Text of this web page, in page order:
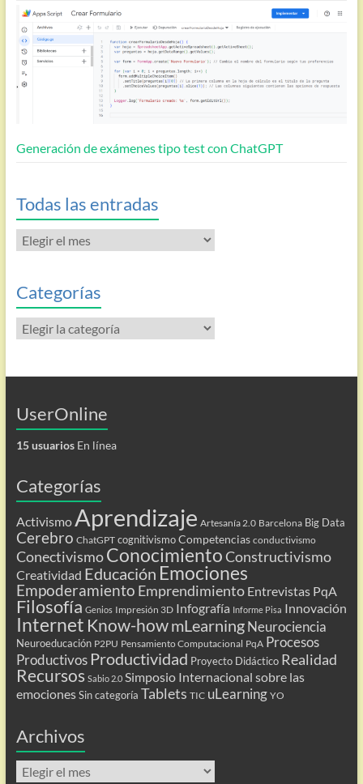
Generación de exámenes tipo test con ChatGPT
Todas las entradas
Todas
las
Categorías
Categorías
UserOnline
15 usuariosEn línea
Categorías
Activismo Aprendizaje Artesanía 2.0 Barcelona Big Data
Cerebro ChatGPT cognitivismo Competencias conductivismo
ConectivismoConocimientoConstructivismo
Creatividad Educación Emociones
Empoderamiento Emprendimiento Entrevistas PqA
Filosofía Genios Impresión 3D Infografía Informe Pisa Innovación
Internet Know-howmLearning Neurociencia
Neuroeducación P2PU Pensamiento Computacional PqA Procesos
Productivos Productividad Proyecto Didáctico Realidad
Recursos Sabio 2.0 Simposio Internacional sobre las
emociones Sin categoría Tablets TIC uLearning YO
Archivos
Archivos